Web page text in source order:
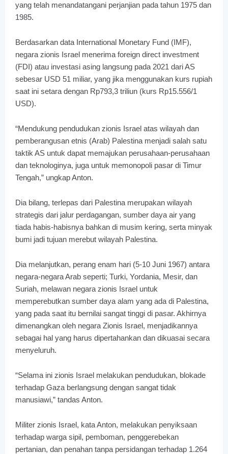
yang telah menandatangani perjanjian pada tahun 1975 dan
1985.
Berdasarkan data International Monetary Fund (IMF),
negara zionis Israel menerima foreign direct investment
(FDI) atau investasi asing langsung pada 2021 dari AS
sebesar USD 51 miliar, yang jika menggunakan kurs rupiah
saat ini setara dengan Rp793,3 triliun (kurs Rp15.556/1
USD).
“Mendukung pendudukan zionis Israel atas wilayah dan
pemberangusan etnis (Arab) Palestina menjadi salah satu
taktik AS untuk dapat memajukan perusahaan-perusahaan
dan teknologinya, juga untuk memonopoli pasar di Timur
Tengah,” ungkap Anton.
Dia bilang, terlepas dari Palestina merupakan wilayah
strategis dari jalur perdagangan, sumber daya air yang
tiada habis-habisnya bahkan di musim kering, serta minyak
bumi jadi tujuan merebut wilayah Palestina.
Dia melanjutkan, perang enam hari (5-10 Juni 1967) antara
negara-negara Arab seperti; Turki, Yordania, Mesir, dan
Suriah, melawan negara zionis Israel untuk
memperebutkan sumber daya alam yang ada di Palestina,
yang pada saat itu bernilai sangat tinggi di pasar. Akhirnya
dimenangkan oleh negara Zionis Israel, menjadikannya
sebagai hal yang harus dipertahankan dan dikuasai secara
menyeluruh.
“Selama ini zionis Israel melakukan pendudukan, blokade
terhadap Gaza berlangsung dengan sangat tidak
manusiawi,” tandas Anton.
Militer zionis Israel, kata Anton, melakukan penyiksaan
terhadap warga sipil, pemboman, penggerebekan
pertanian, dan penahan tanpa persidangan terhadap 1.264